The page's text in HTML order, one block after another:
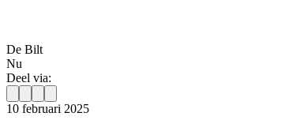
De Bilt
Nu
Deel via:
10 februari 2025